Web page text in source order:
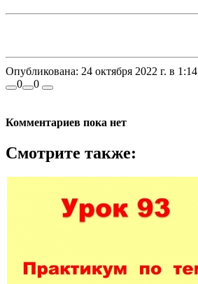
Опубликована: 24 октября 2022 г. в 1:14
0
0
Комментариев пока нет
Смотрите также: